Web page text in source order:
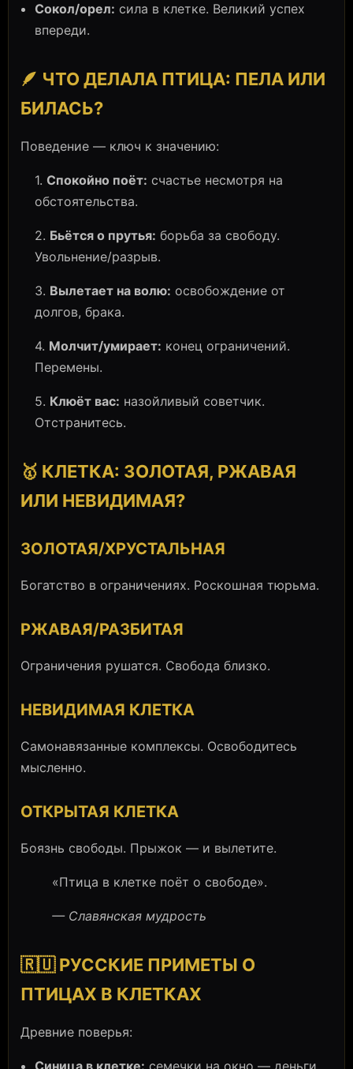
Сокол/орел: сила в клетке. Великий успех
впереди.
🪶 ЧТО ДЕЛАЛА ПТИЦА: ПЕЛА ИЛИ
БИЛАСЬ?
Поведение — ключ к значению:
1. Спокойно поёт: счастье несмотря на
обстоятельства.
2. Бьётся о прутья: борьба за свободу.
Увольнение/разрыв.
3. Вылетает на волю: освобождение от
долгов, брака.
4. Молчит/умирает: конец ограничений.
Перемены.
5. Клюёт вас: назойливый советчик.
Отстранитесь.
🥇 КЛЕТКА: ЗОЛОТАЯ, РЖАВАЯ
ИЛИ НЕВИДИМАЯ?
ЗОЛОТАЯ/ХРУСТАЛЬНАЯ
Богатство в ограничениях. Роскошная тюрьма.
РЖАВАЯ/РАЗБИТАЯ
Ограничения рушатся. Свобода близко.
НЕВИДИМАЯ КЛЕТКА
Самонавязанные комплексы. Освободитесь
мысленно.
ОТКРЫТАЯ КЛЕТКА
Боязнь свободы. Прыжок — и вылетите.
«Птица в клетке поёт о свободе».
— Славянская мудрость
🇷🇺 РУССКИЕ ПРИМЕТЫ О
ПТИЦАХ В КЛЕТКАХ
Древние поверья:
Синица в клетке: семечки на окно — деньги.